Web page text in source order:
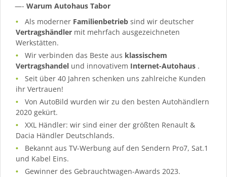
—- Warum Autohaus Tabor
Als moderner Familienbetrieb sind wir deutscher
Vertragshändler mit mehrfach ausgezeichneten
Werkstätten.
Wir verbinden das Beste aus klassischem
Vertragshandel und innovativem Internet-Autohaus .
Seit über 40 Jahren schenken uns zahlreiche Kunden
ihr Vertrauen!
Von AutoBild wurden wir zu den besten Autohändlern
2020 gekürt.
XXL Händler: wir sind einer der größten Renault &
Dacia Händler Deutschlands.
Bekannt aus TV-Werbung auf den Sendern Pro7, Sat.1
und Kabel Eins.
Gewinner des Gebrauchtwagen-Awards 2023.